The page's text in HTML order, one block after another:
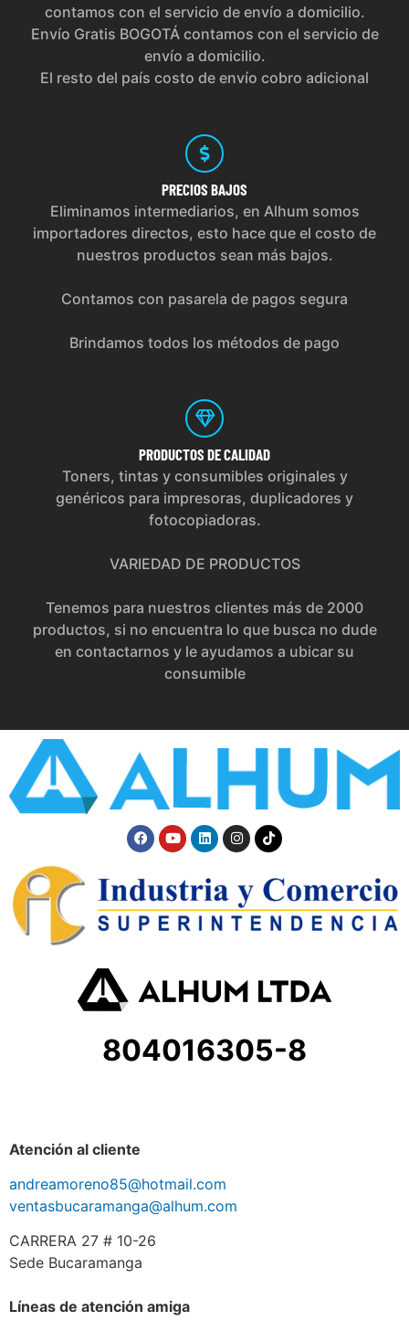
contamos con el servicio de envío a domicilio.
Envío Gratis BOGOTÁ contamos con el servicio de
envío a domicilio.
El resto del país costo de envío cobro adicional
PRECIOS BAJOS
Eliminamos intermediarios, en Alhum somos
importadores directos, esto hace que el costo de
nuestros productos sean más bajos.
Contamos con pasarela de pagos segura
Brindamos todos los métodos de pago
PRODUCTOS DE CALIDAD
Toners, tintas y consumibles originales y
genéricos para impresoras, duplicadores y
fotocopiadoras.
VARIEDAD DE PRODUCTOS
Tenemos para nuestros clientes más de 2000
productos, si no encuentra lo que busca no dude
en contactarnos y le ayudamos a ubicar su
consumible
804016305-8
Atención al cliente
andreamoreno85@hotmail.com
ventasbucaramanga@alhum.com
CARRERA 27 # 10-26
Sede Bucaramanga
Líneas de atención amiga